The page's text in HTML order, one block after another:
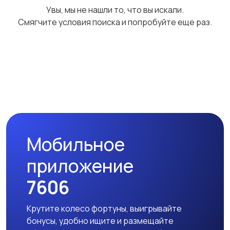
праздниковУвы, мы не нашли то, что вы искали.
Смягчите условия поиска и попробуйте еще раз.
Мобильное
приложение
7606
Крутите колесо фортуны, выигрывайте
бонусы, удобно ищите и размещайте